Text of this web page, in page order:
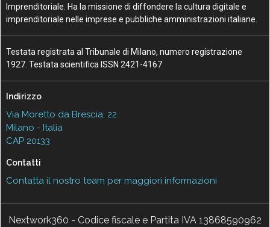
Imprenditoriale. Ha la missione di diffondere la cultura digitale e
imprenditoriale nelle imprese e pubbliche amministrazioni italiane.
Testata registrata al Tribunale di Milano, numero registrazione
1927. Testata scientifica ISSN 2421-4167
Indirizzo
Via Moretto da Brescia, 22
Milano - Italia
CAP 20133
Contatti
Contatta il nostro team per maggiori informazioni
Nextwork360 - Codice fiscale e Partita IVA 13868590962